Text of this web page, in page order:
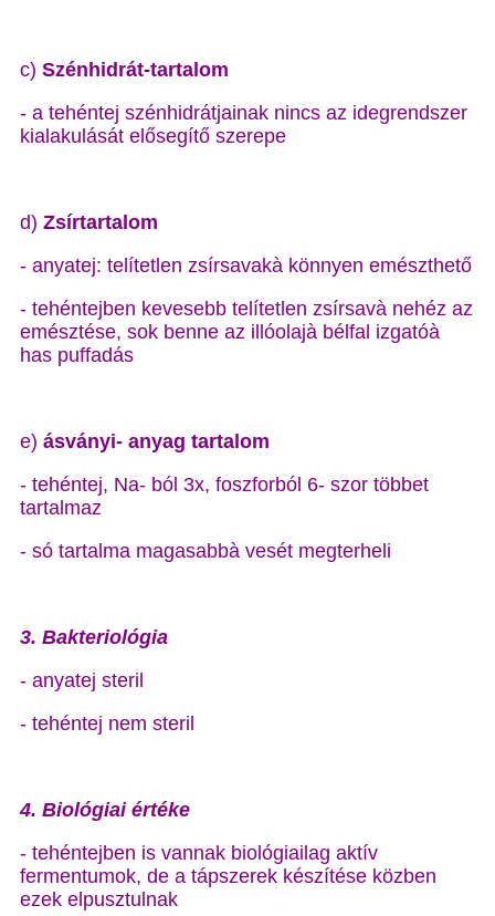
c) Szénhidrát-tartalom
- a tehéntej szénhidrátjainak nincs az idegrendszer
kialakulását elősegítő szerepe
d) Zsírtartalom
- anyatej: telítetlen zsírsavakà könnyen emészthető
- tehéntejben kevesebb telítetlen zsírsavà nehéz az
emésztése, sok benne az illóolajà bélfal izgatóà
has puffadás
e) ásványi- anyag tartalom
- tehéntej, Na- ból 3x, foszforból 6- szor többet
tartalmaz
- só tartalma magasabbà vesét megterheli
3. Bakteriológia
- anyatej steril
- tehéntej nem steril
4. Biológiai értéke
- tehéntejben is vannak biológiailag aktív
fermentumok, de a tápszerek készítése közben
ezek elpusztulnak